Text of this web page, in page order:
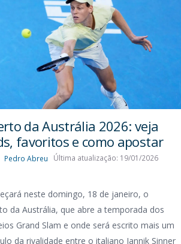
da Austrália 2026: veja
favoritos e como apostar
Pedro Abreu Última atualização: 19/01/2026
neste domingo, 18 de janeiro, o
da Austrália, que abre a temporada dos
Grand Slam e onde será escrito mais um
da rivalidade entre o italiano Jannik Sinner